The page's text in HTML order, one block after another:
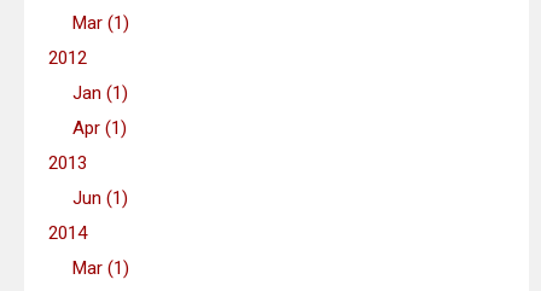
Kursanmälan
Arbetsmiljöspelet
Kunskapstest
Föreläsare
Mar (1)
2012
Jan (1)
Apr (1)
2013
Jun (1)
2014
Mar (1)